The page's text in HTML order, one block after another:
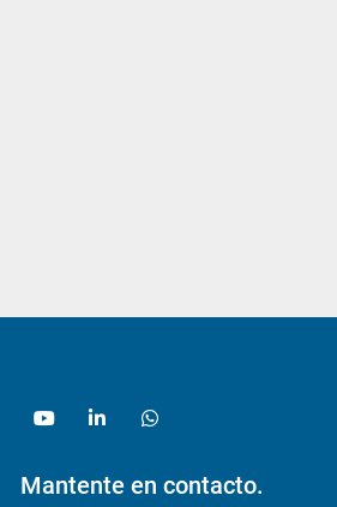
youtubelinkedinwhatsapp
Mantente en contacto.